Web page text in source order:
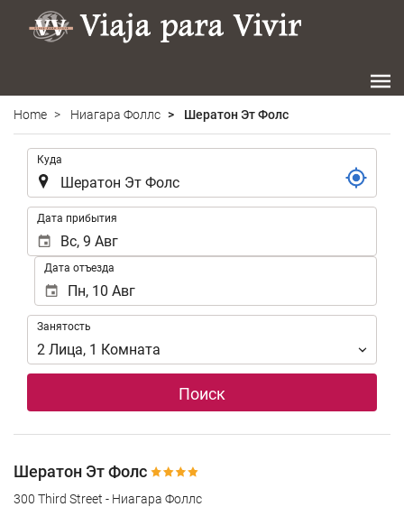
Home Ниагара Фоллс Шератон Эт Фолс
Куда
Дата прибытия
Дата отъезда
Занятость
Занятость
2 Лица, 1 Комната
Поиск
Шератон Эт Фолс
300 Third Street - Ниагара Фоллс